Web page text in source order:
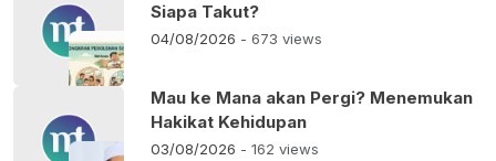
Siapa Takut?
04/08/2026 - 673 views
Mau ke Mana akan Pergi? Menemukan
Hakikat Kehidupan
03/08/2026 - 162 views